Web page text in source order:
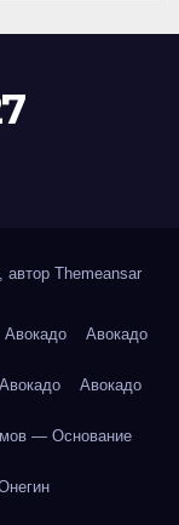
автор Themeansar
Авокадо Авокадо
Авокадо Авокадо
— Основание